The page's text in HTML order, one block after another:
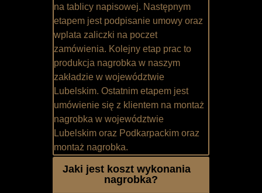
na tablicy napisowej. Następnym
etapem jest podpisanie umowy oraz
wplata zaliczki na poczet
zamówienia. Kolejny etap prac to
produkcja nagrobka w naszym
zakładzie w województwie
Lubelskim. Ostatnim etapem jest
umówienie się z klientem na montaż
nagrobka w województwie
Lubelskim oraz Podkarpackim oraz
montaż nagrobka.
Jaki jest koszt wykonania
nagrobka?